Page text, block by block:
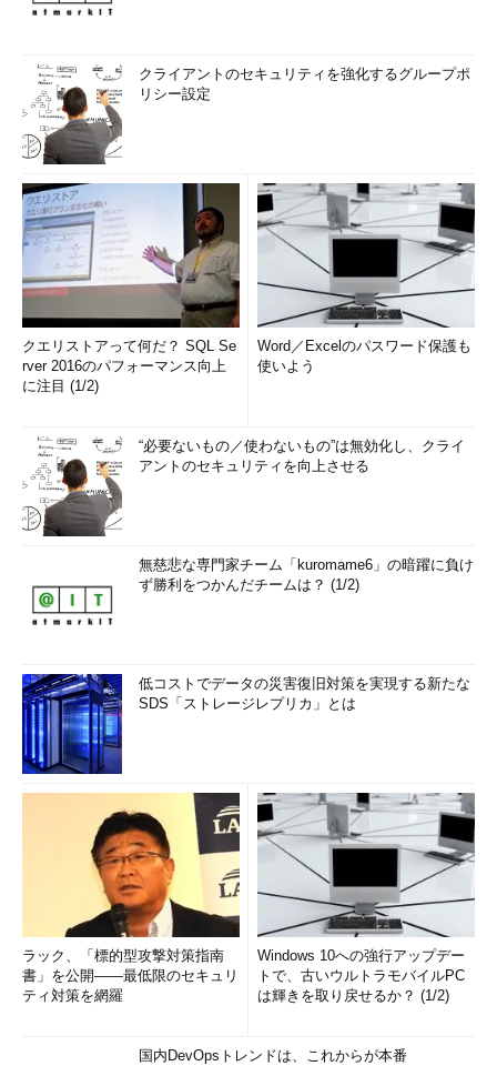
クライアントのセキュリティを強化するグループポ
リシー設定
クエリストアって何だ？ SQL Se
rver 2016のパフォーマンス向上
に注目 (1/2)
Word／Excelのパスワード保護も
使いよう
“必要ないもの／使わないもの”は無効化し、クライ
アントのセキュリティを向上させる
無慈悲な専門家チーム「kuromame6」の暗躍に負け
ず勝利をつかんだチームは？ (1/2)
低コストでデータの災害復旧対策を実現する新たな
SDS「ストレージレプリカ」とは
ラック、「標的型攻撃対策指南
書」を公開――最低限のセキュリ
ティ対策を網羅
Windows 10への強行アップデー
トで、古いウルトラモバイルPC
は輝きを取り戻せるか？ (1/2)
国内DevOpsトレンドは、これからが本番